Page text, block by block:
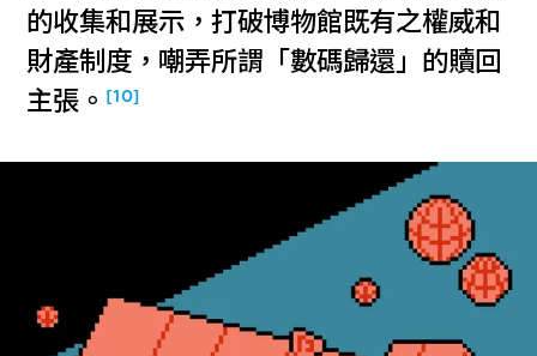
的收集和展示，打破博物館既有之權威和
財產制度，嘲弄所謂「數碼歸還」的贖回
主張。 [10]